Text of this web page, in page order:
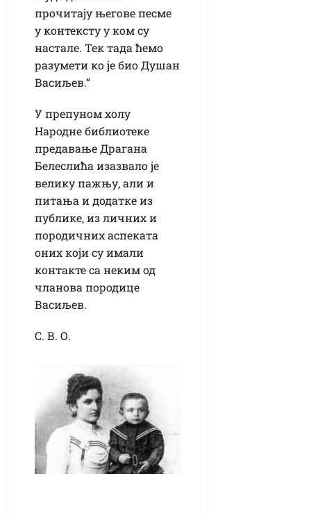
прочитају његове песме
у контексту у ком су
настале. Тек тада ћемо
разумети ко је био Душан
Васиљев.“
У препуном холу
Народне библиотеке
предавање Драгана
Белеслића изазвало је
велику пажњу, али и
питања и додатке из
публике, из личних и
породичних аспеката
оних који су имали
контакте са неким од
чланова породице
Васиљев.
С. В. О.